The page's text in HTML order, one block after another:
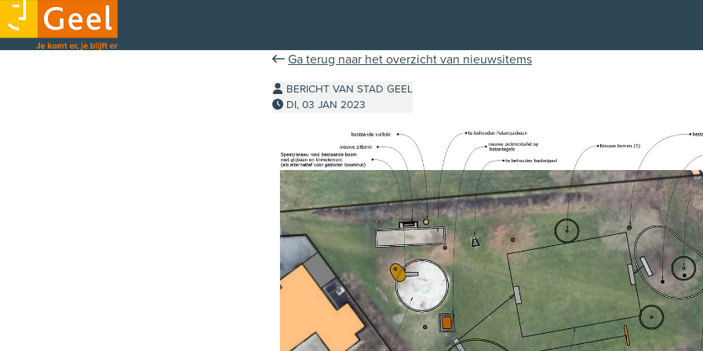
Ga terug naar het overzicht van nieuwsitems
BERICHT VAN STAD GEEL
DI, 03 JAN 2023